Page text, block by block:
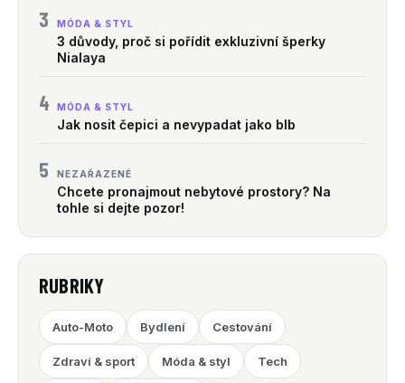
3 MÓDA & STYL
3 důvody, proč si pořídit exkluzivní šperky
Nialaya
4 MÓDA & STYL
Jak nosit čepici a nevypadat jako blb
5 NEZAŘAZENÉ
Chcete pronajmout nebytové prostory? Na
tohle si dejte pozor!
RUBRIKY
Auto-Moto Bydlení Cestování
Zdraví & sport Móda & styl Tech